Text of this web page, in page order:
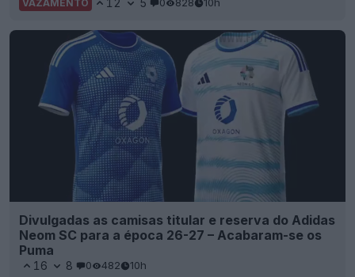
VAZAMENTO
Divulgadas as camisas titular e reserva do Adidas
Neom SC para a época 26-27 – Acabaram-se os
Puma
16 8 0 482 10h